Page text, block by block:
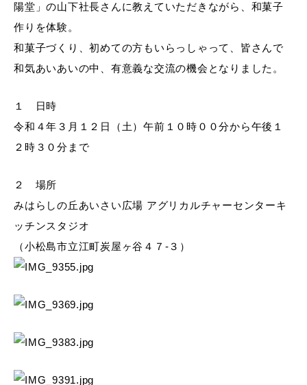
陽堂」の山下社長さんに教えていただきながら、和菓子
作りを体験。
和菓子づくり、初めての方もいらっしゃって、皆さんで
和気あいあいの中、有意義な交流の機会となりました。
１ 日時
令和４年３月１２日（土）午前１０時００分から午後１
２時３０分まで
２ 場所
みはらしの丘あいさい広場 アグリカルチャーセンターキ
ッチンスタジオ
（小松島市立江町炭屋ヶ谷４７-３）